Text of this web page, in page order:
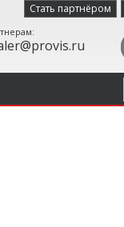
Стать партнёром